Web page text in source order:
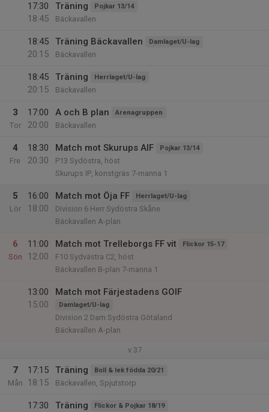
17:30
18:45
Träning Pojkar 13/14
Bäckavallen
18:45
20:15
Träning Bäckavallen Damlaget/U-lag
Bäckavallen
18:45
20:15
Träning Herrlaget/U-lag
Bäckavallen
3
Tor
17:00
20:00
A och B plan Arenagruppen
Bäckavallen
4
Fre
18:30
20:30
Match mot Skurups AIF Pojkar 13/14
P13 Sydöstra, höst
Skurups IP, konstgräs 7-manna 1
5
Lör
16:00
18:00
Match mot Öja FF Herrlaget/U-lag
Division 6 Herr Sydöstra Skåne
Bäckavallen A-plan
6
Sön
11:00
12:00
Match mot Trelleborgs FF vit Flickor 15-17
F10 Sydvästra C2, höst
Bäckavallen B-plan 7-manna 1
13:00
15:00
Match mot Färjestadens GOIF
Damlaget/U-lag
Division 2 Dam Sydöstra Götaland
Bäckavallen A-plan
v.37
7
Mån
17:15
18:15
Träning Boll & lek födda 20/21
Bäckavallen, Spjutstorp
17:30
Träning Flickor & Pojkar 18/19